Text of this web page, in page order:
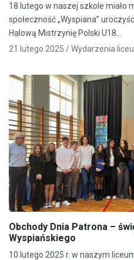
18 lutego w naszej szkole miało
społeczność „Wyspiana”
Halową Mistrzynię Polski U18…
21 lutego 2025 /Wydarzenia
Obchody Dnia Patrona –
Wyspiańskiego
10 lutego 2025 r. w naszym